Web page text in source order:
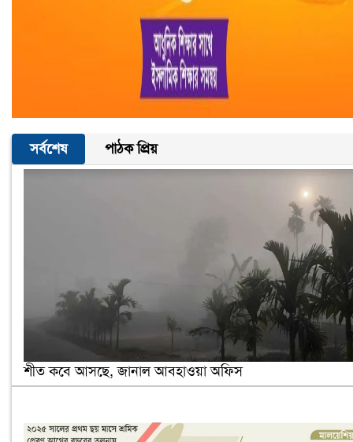
সর্বশেষ পাঠক প্রিয়
শীত কবে আসছে, জানাল আবহাওয়া অফিস